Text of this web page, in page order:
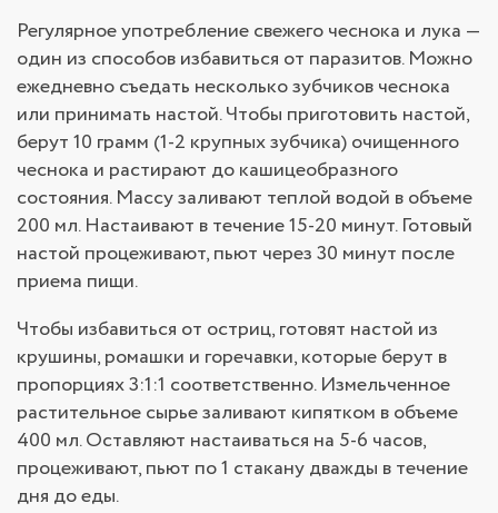
Регулярное употребление свежего чеснока и лука —
один из способов избавиться от паразитов. Можно
ежедневно съедать несколько зубчиков чеснока
или принимать настой. Чтобы приготовить настой,
берут 10 грамм (1-2 крупных зубчика) очищенного
чеснока и растирают до кашицеобразного
состояния. Массу заливают теплой водой в объеме
200 мл. Настаивают в течение 15-20 минут. Готовый
настой процеживают, пьют через 30 минут после
приема пищи.
Чтобы избавиться от остриц, готовят настой из
крушины, ромашки и горечавки, которые берут в
пропорциях 3:1:1 соответственно. Измельченное
растительное сырье заливают кипятком в объеме
400 мл. Оставляют настаиваться на 5-6 часов,
процеживают, пьют по 1 стакану дважды в течение
дня до еды.